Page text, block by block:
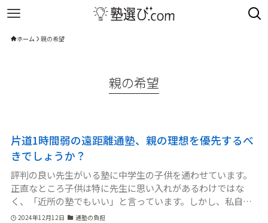
ホーム 親の希望
親の希望
片道1時間弱の遠距離通塾、親の理想を優先するべ
きでしょうか？
評判の良い先生がいる塾に中学生の子供を通わせています。
正直なところ子供は特に先生に思い入れがあるわけではな
く、「近所の塾でもいい」と言っています。しかし、私自身
がその先生の指導法や考え方に感銘を受けており、どうして
2024年12月12日 通塾の負担